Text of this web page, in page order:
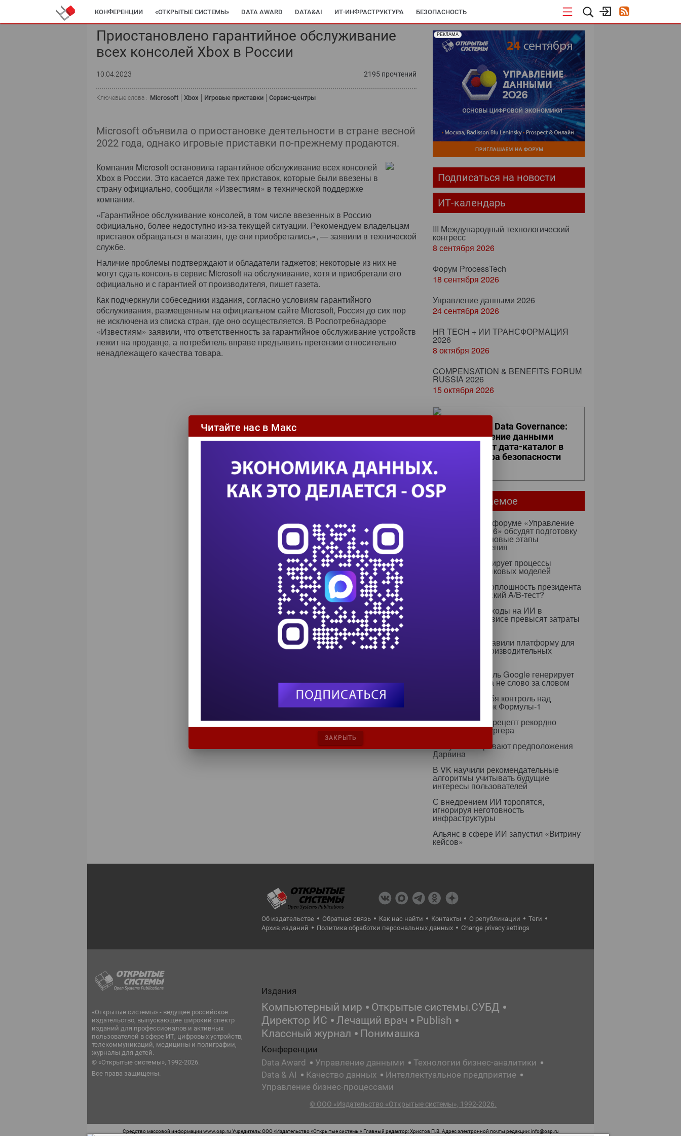
КОНФЕРЕНЦИИ «ОТКРЫТЫЕ СИСТЕМЫ» DATA AWARD DATA&AI ИТ-ИНФРАСТРУКТУРА БЕЗОПАСНОСТЬ
Приостановлено гарантийное обслуживание
всех консолей Xbox в России
10.04.2023 2195 прочтений
Ключевые слова : Microsoft Xbox Игровые приставки Сервис-центры
Microsoft объявила о приостановке деятельности в стране весной
2022 года, однако игровые приставки по-прежнему продаются.
Компания Microsoft остановила гарантийное обслуживание всех консолей
Xbox в России. Это касается даже тех приставок, которые были ввезены в
страну официально, сообщили «Известиям» в технической поддержке
компании.
«Гарантийное обслуживание консолей, в том числе ввезенных в Россию
официально, более недоступно из-за текущей ситуации. Рекомендуем владельцам
приставок обращаться в магазин, где они приобретались», — заявили в технической
службе.
Наличие проблемы подтверждают и обладатели гаджетов; некоторые из них не
могут сдать консоль в сервис Microsoft на обслуживание, хотя и приобретали его
официально и с гарантией от производителя, пишет газета.
Как подчеркнули собеседники издания, согласно условиям гарантийного
обслуживания, размещенным на официальном сайте Microsoft, Россия до сих пор
не исключена из списка стран, где оно осуществляется. В Роспотребнадзоре
«Известиям» заявили, что ответственность за гарантийное обслуживание устройств
лежит на продавце, а потребитель вправе предъявить претензии относительно
ненадлежащего качества товара.
РЕКЛАМА
Подписаться на новости
ИТ-календарь
III Международный технологический
конгресс
8 сентября 2026
Форум ProcessTech
18 сентября 2026
Управление данными 2026
24 сентября 2026
HR TECH + ИИ ТРАНСФОРМАЦИЯ
2026
8 октября 2026
COMPENSATION & BENEFITS FORUM
RUSSIA 2026
15 октября 2026
Zero Trust и Data Governance:
как управление данными
превращает дата-каталог в
ядро контура безопасности
Самое читаемое
24 сентября на форуме «Управление
данными — 2026» обсудят подготовку
данных к ИИ и новые этапы
импортозамещения
Т-Банк оптимизирует процессы
дообучения языковых моделей
Казус Rapidus: оплошность президента
или стратегический A/B-тест?
К 2030 году расходы на ИИ в
клиентском сервисе превысят затраты
В Nvidia представили платформу для
ИИ и высокопроизводительных
Новая ИИ-модель Google генерирует
текст целиком, а не слово за словом
ИИ берет на себя контроль над
стратегией гонок Формулы-1
ИИ разработал рецепт рекордно
экологичного бургера
Кактусы оспаривают предположения
Дарвина
В VK научили рекомендательные
алгоритмы учитывать будущие
интересы пользователей
С внедрением ИИ торопятся,
игнорируя неготовность
инфраструктуры
Альянс в сфере ИИ запустил «Витрину
кейсов»
Об издательстве Обратная связь Как нас найти Контакты О републикации
Теги
Архив изданий
Политика обработки персональных данных Change privacy settings
«Открытые системы» - ведущее российское
издательство, выпускающее широкий спектр
изданий для профессионалов и активных
пользователей в сфере ИТ, цифровых устройств,
телекоммуникаций, медицины и полиграфии,
журналы для детей.
© «Открытые системы», 1992-2026.
Все права защищены.
Издания
Компьютерный мир
Открытые системы.СУБД
Директор ИС
Лечащий врач
Publish
Классный журнал
Понимашка
Конференции
Data Award
Управление данными
Технологии бизнес-аналитики
Data & AI
Качество данных
Интеллектуальное предприятие
Управление бизнес-процессами
© ООО «Издательство «Открытые системы», 1992-2026.
Средство массовой информации www.osp.ru Учредитель: ООО «Издательство «Открытые системы» Главный редактор: Христов П.В. Адрес электронной почты редакции: info@osp.ru
Читайте нас в Макс
ЗАКРЫТЬ